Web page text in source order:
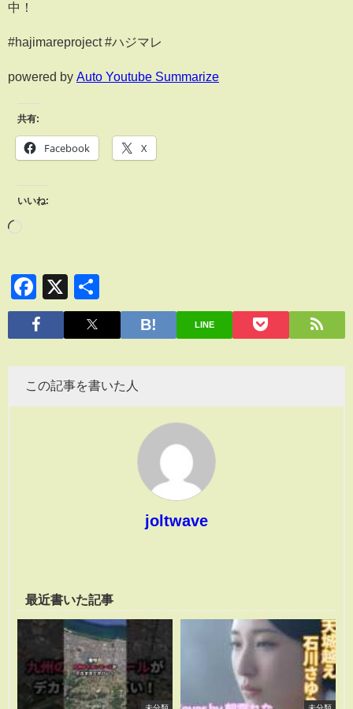
中！
#hajimareproject #ハジマレ
powered by Auto Youtube Summarize
共有:
Facebook X
いいね:
Facebook
X
有
LINE
この記事を書いた人
joltwave
最近書いた記事